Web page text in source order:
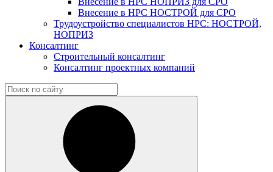
Внесение в НРС НОСТРОЙ для СРО
Трудоустройство специалистов НРС: НОСТРОЙ,
НОПРИЗ
Консалтинг
Строительный консалтинг
Консалтинг проектных компаний